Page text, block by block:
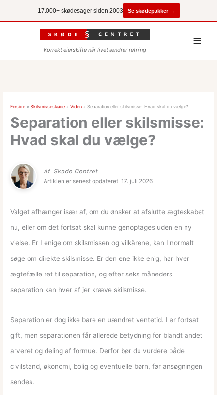
17.000+ skødesager siden 2003 Se skødepakker →
Korrekt ejerskifte når livet ændrer retning
Forside »Skilsmisseskøde »Viden »Separation eller skilsmisse: Hvad skal du vælge?
Separation eller skilsmisse:
Hvad skal du vælge?
Af Skøde Centret
Artiklen er senest opdateret 17. juli 2026
Valget afhænger især af, om du ønsker at afslutte ægteskabet
nu, eller om det fortsat skal kunne genoptages uden en ny
vielse. Er I enige om skilsmissen og vilkårene, kan I normalt
søge om direkte skilsmisse. Er den ene ikke enig, har hver
ægtefælle ret til separation, og efter seks måneders
separation kan hver af jer kræve skilsmisse.
Separation er dog ikke bare en uændret ventetid. I er fortsat
gift, men separationen får allerede betydning for blandt andet
arveret og deling af formue. Derfor bør du vurdere både
civilstand, økonomi, bolig og eventuelle børn, før ansøgningen
sendes.